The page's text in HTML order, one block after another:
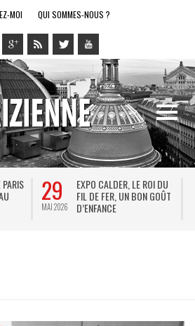
MOI QUI SOMMES-NOUS ?
29
MAI 2026
EXPO CALDER, LE ROI DU
FIL DE FER, UN BON GOÛT
D’ENFANCE